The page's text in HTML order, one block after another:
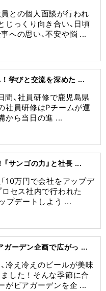
との個人面談が行われ
じっくり向き合い、日頃
への思い、不安や悩 ...
学びと交流を深めた ...
、社員研修で鹿児島県
社員研修はPチームが運
から当日の進 ...
サンゴの力」と社長 ...
10万円で会社をアップデ
ロセス社内で行われた
プデートしよう ...
ガーデン企画で広がっ ...
冷え冷えのビールが美味
した！そんな季節に合
がビアガーデンを企 ...